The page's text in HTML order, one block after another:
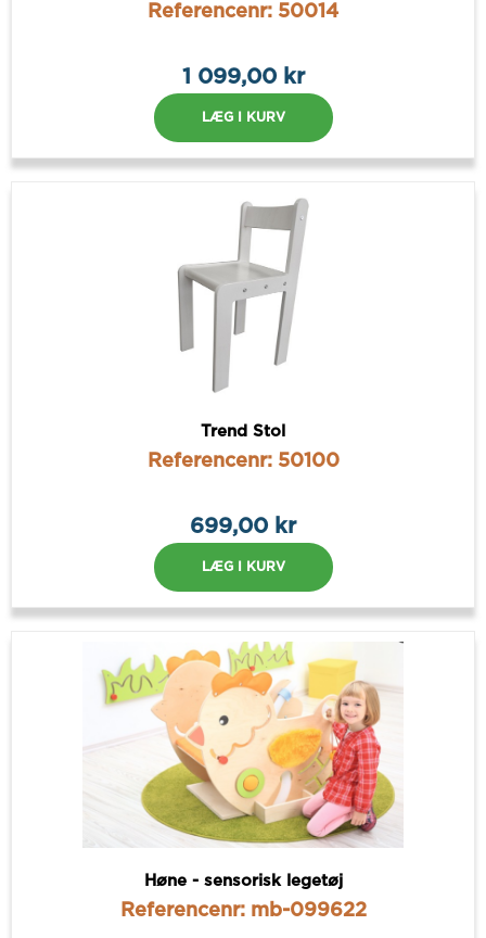
Referencenr: 50014
1 099,00 kr
LÆG I KURV
Trend Stol
Referencenr: 50100
699,00 kr
LÆG I KURV
Høne - sensorisk legetøj
Referencenr: mb-099622